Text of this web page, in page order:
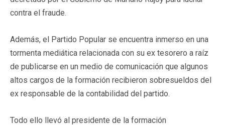
contra el fraude.
Además, el Partido Popular se encuentra inmerso en una
tormenta mediática relacionada con su ex tesorero a raíz
de publicarse en un medio de comunicación que algunos
altos cargos de la formación recibieron sobresueldos del
ex responsable de la contabilidad del partido.
Todo ello llevó al presidente de la formación